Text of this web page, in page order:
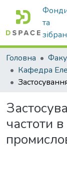
та
Головна
частоти